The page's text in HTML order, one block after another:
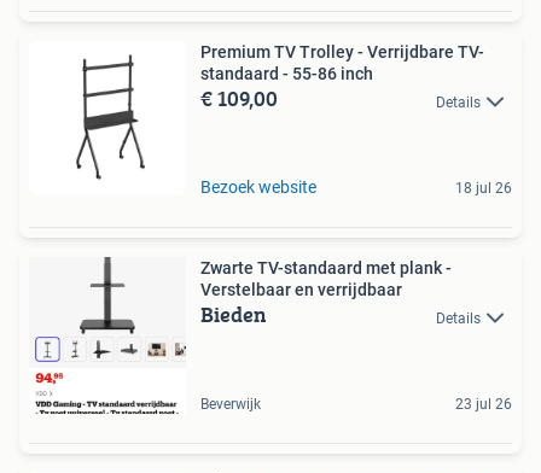
Premium TV Trolley - Verrijdbare TV-
standaard - 55-86 inch
€ 109,00 Details
Bezoek website 18 jul 26
Zwarte TV-standaard met plank -
Verstelbaar en verrijdbaar
Bieden Details
Beverwijk 23 jul 26